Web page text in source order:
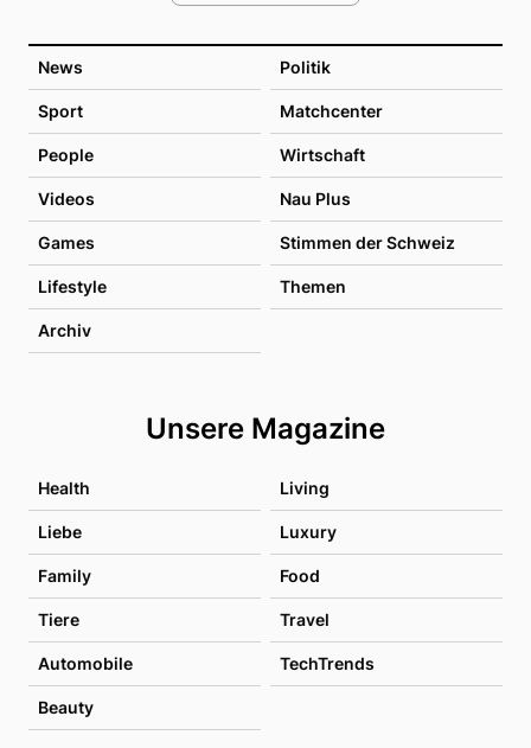
News Politik
Sport Matchcenter
People Wirtschaft
Videos Nau Plus
Games Stimmen der Schweiz
Lifestyle Themen
Archiv
Unsere Magazine
Health Living
Liebe Luxury
Family Food
Tiere Travel
Automobile TechTrends
Beauty